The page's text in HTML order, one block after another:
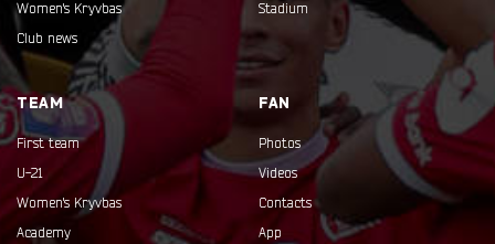
Women's Kryvbas
Club news
Stadium
TEAM
First team
U-21
Women's Kryvbas
Academy
FAN
Photos
Videos
Contacts
App